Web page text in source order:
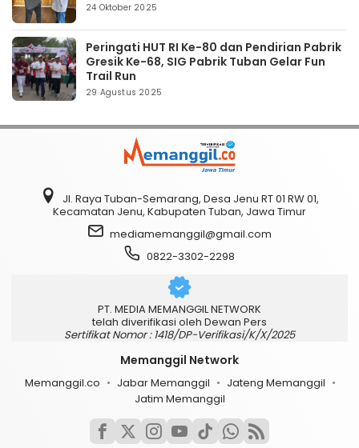
24 Oktober 2025
Peringati HUT RI Ke-80 dan Pendirian Pabrik
Gresik Ke-68, SIG Pabrik Tuban Gelar Fun
Trail Run
29 Agustus 2025
Jl. Raya Tuban-Semarang, Desa Jenu RT 01 RW 01,
Kecamatan Jenu, Kabupaten Tuban, Jawa Timur
mediamemanggil@gmail.com
0822-3302-2298
PT. MEDIA MEMANGGIL NETWORK
telah diverifikasi oleh Dewan Pers
Sertifikat Nomor : 1418/DP-Verifikasi/K/X/2025
Memanggil Network
Memanggil.co Jabar Memanggil
Jateng Memanggil
Jatim Memanggil